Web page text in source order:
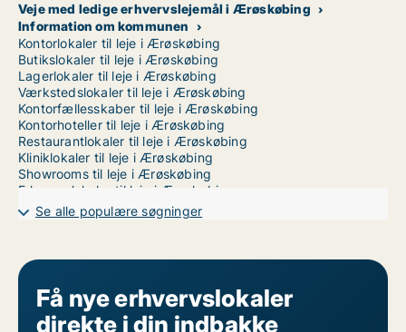
Veje med ledige erhvervslejemål i Ærøskøbing
Information om kommunen
Kontorlokaler til leje i Ærøskøbing
Butikslokaler til leje i Ærøskøbing
Lagerlokaler til leje i Ærøskøbing
Værkstedslokaler til leje i Ærøskøbing
Kontorfællesskaber til leje i Ærøskøbing
Kontorhoteller til leje i Ærøskøbing
Restaurantlokaler til leje i Ærøskøbing
Kliniklokaler til leje i Ærøskøbing
Showrooms til leje i Ærøskøbing
Erhvervslokaler til leje i Ærøskøbing
Erhvervsgrunde til leje i Ærøskøbing
Garager til leje i Ærøskøbing
Se alle populære søgninger
Få nye erhvervslokaler
direkte i din indbakke